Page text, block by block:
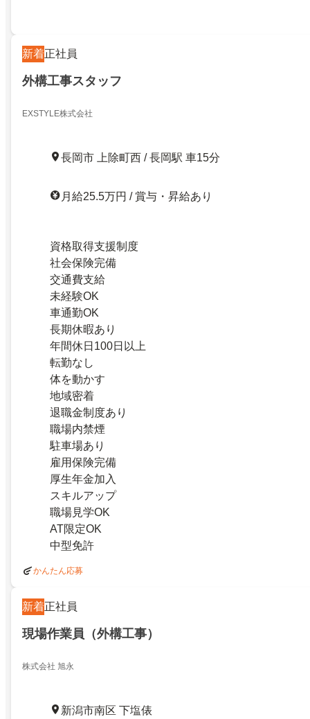
新着正社員
外構工事スタッフ
EXSTYLE株式会社
長岡市 上除町西 / 長岡駅 車15分
月給25.5万円 / 賞与・昇給あり
資格取得支援制度
社会保険完備
交通費支給
未経験OK
車通勤OK
長期休暇あり
年間休日100日以上
転勤なし
体を動かす
地域密着
退職金制度あり
職場内禁煙
駐車場あり
雇用保険完備
厚生年金加入
スキルアップ
職場見学OK
AT限定OK
中型免許
かんたん応募
新着正社員
現場作業員（外構工事）
株式会社 旭永
新潟市南区 下塩俵